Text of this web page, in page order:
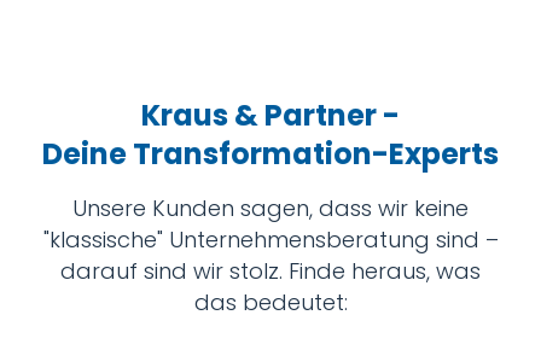
Kraus & Partner -
Deine Transformation-Experts
Unsere Kunden sagen, dass wir keine
"klassische" Unternehmensberatung sind –
darauf sind wir stolz. Finde heraus, was
das bedeutet: